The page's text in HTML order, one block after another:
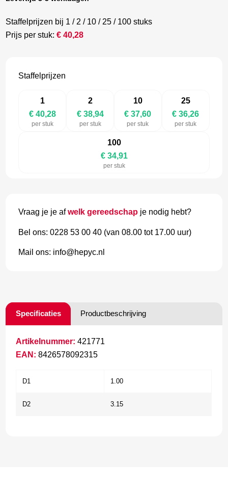
Staffelprijzen bij 1 / 2 / 10 / 25 / 100 stuks
Prijs per stuk:€40,28
Staffelprijzen
1
€ 40,28
per stuk
2
€ 38,94
per stuk
10
€ 37,60
per stuk
25
€ 36,26
per stuk
100
€ 34,91
per stuk
Vraag je je afwelk gereedschap je nodig hebt?
Bel ons: 0228 53 00 40 (van 08.00 tot 17.00 uur)
Mail ons: info@hepyc.nl
Specificaties Productbeschrijving
Artikelnummer: 421771
EAN: 8426578092315
D1 1.00
D2 3.15